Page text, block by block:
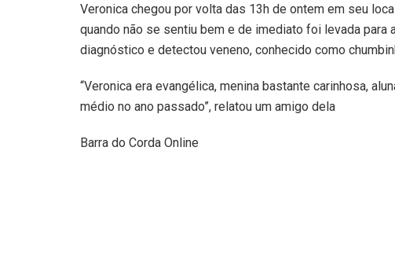
Veronica chegou por volta das 13h de ontem em seu
quando não se sentiu bem e de imediato foi levada para
diagnóstico e detectou veneno, conhecido como
“Veronica era evangélica, menina bastante carinhosa,
médio no ano passado”, relatou um amigo dela
Barra do Corda Online